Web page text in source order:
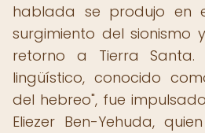
hablada se produjo en
surgimiento del sionismo
retorno a Tierra Santa.
lingüístico, conocido
del hebreo", fue
Eliezer Ben-Yehuda,